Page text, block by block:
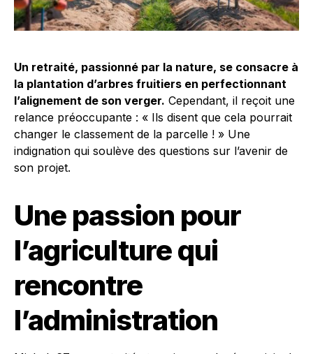
Un retraité, passionné par la nature, se consacre à
la plantation d’arbres fruitiers en perfectionnant
l’alignement de son verger. Cependant, il reçoit une
relance préoccupante : « Ils disent que cela pourrait
changer le classement de la parcelle ! » Une
indignation qui soulève des questions sur l’avenir de
son projet.
Une passion pour
l’agriculture qui
rencontre
l’administration